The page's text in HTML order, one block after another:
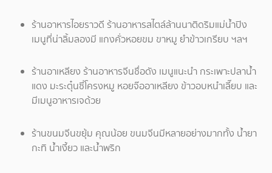
ร้านอาหารไอยราวดี ร้านอาหารสไตล์ล้านนาติดริมแม่น้ำปิง
เมนูที่น่าลิ้มลองมี แกงคั่วหอยขม ขาหมู ยำข้าวเกรียบ ฯลฯ
ร้านอาเหลียง ร้านอาหารจีนชื่อดัง เมนูแนะนำ กระเพาะปลาน้ำ
แดง มะระตุ๋นซี่โครงหมู หอยจ๊ออาเหลียง ข้าวอบหนำเลี๊ยบ และ
มีเมนูอาหารเจด้วย
ร้านขนมจีนขยุ้ม คุณน้อย ขนมจีนมีหลายอย่างมากทั้ง น้ำยา
กะทิ น้ำเงี้ยว และน้ำพริก